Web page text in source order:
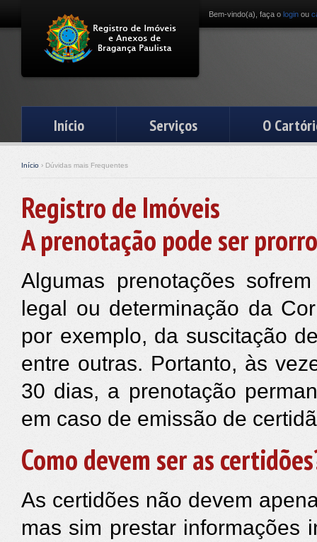
Bem-vindo(a), faça o login ou
Início Serviços O
Início › Dúvidas mais Frequentes
Registro de Imóveis
A prenotação pode ser
Algumas prenotações
legal ou determinação da
por exemplo, da suscitação
entre outras. Portanto, às
30 dias, a prenotação
em caso de emissão de
Como devem ser as
As certidões não devem
mas sim prestar informações